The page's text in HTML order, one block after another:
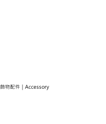
飾物配件｜Accessory